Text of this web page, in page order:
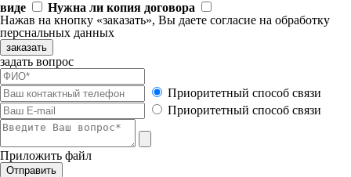
виде
Нужна ли копия договора
Нажав на кнопку «заказать», Вы даете согласие на обработку
перснальных данных
заказать
задать вопрос
Приоритетный способ связи
Приоритетный способ связи
Приложить файл
Отправить